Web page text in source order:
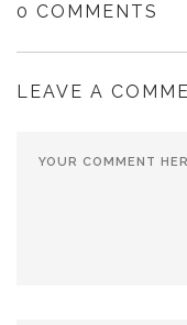
0 COMMENTS
LEAVE A